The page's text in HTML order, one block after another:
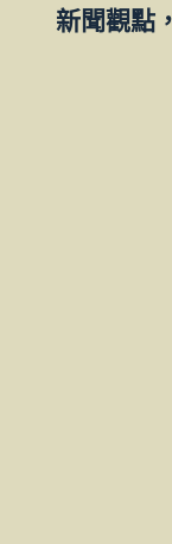
新聞觀點